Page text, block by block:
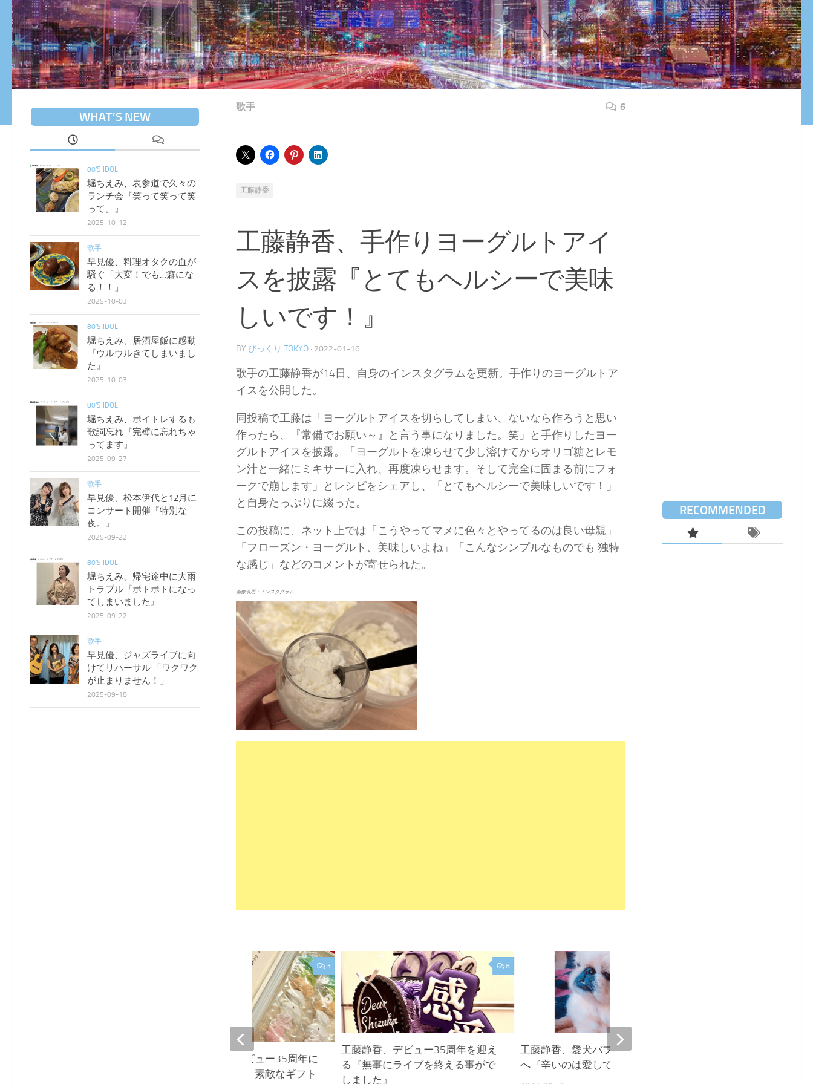
歌手 6
工藤静香
工藤静香、手作りヨーグルトアイ
スを披露『とてもヘルシーで美味
しいです！』
BY びっくり.TOKYO · 2022-01-16
歌手の工藤静香が14日、自身のインスタグラムを更新。手作りのヨーグルトア
イスを公開した。
同投稿で工藤は「ヨーグルトアイスを切らしてしまい、ないなら作ろうと思い
作ったら、『常備でお願い～』と言う事になりました。笑」と手作りしたヨー
グルトアイスを披露。「ヨーグルトを凍らせて少し溶けてからオリゴ糖とレモ
ン汁と一緒にミキサーに入れ、再度凍らせます。そして完全に固まる前にフォ
ークで崩します」とレシピをシェアし、「とてもヘルシーで美味しいです！」
と自身たっぷりに綴った。
この投稿に、ネット上では「こうやってマメに色々とやってるのは良い母親」
「フローズン・ヨーグルト、美味しいよね」「こんなシンプルなものでも 独特
な感じ」などのコメントが寄せられた。
画像引用：インスタグラム
8
工藤静香、デビュー35周年を迎え
る『無事にライブを終える事がで
しました』
工藤静香、愛犬バブちゃんが天国
へ『辛いのは愛している証』
3
工藤静香、ソロデビュー35周年に
『矜持を正します』素敵なギフト
WHAT’S NEW
80'S IDOL
堀ちえみ、表参道で久々の
ランチ会『笑って笑って笑
って。』
2025-10-12
歌手
早見優、料理オタクの血が
騒ぐ「大変！でも…癖にな
る！！」
2025-10-03
80'S IDOL
堀ちえみ、居酒屋飯に感動
『ウルウルきてしまいまし
た』
2025-10-03
80'S IDOL
堀ちえみ、ボイトレするも
歌詞忘れ『完璧に忘れちゃ
ってます』
2025-09-27
歌手
早見優、松本伊代と12月に
コンサート開催『特別な
夜。』
2025-09-22
80'S IDOL
堀ちえみ、帰宅途中に大雨
トラブル『ボトボトになっ
てしまいました』
2025-09-22
歌手
早見優、ジャズライブに向
けてリハーサル 「ワクワク
が止まりません！」
2025-09-18
RECOMMENDED